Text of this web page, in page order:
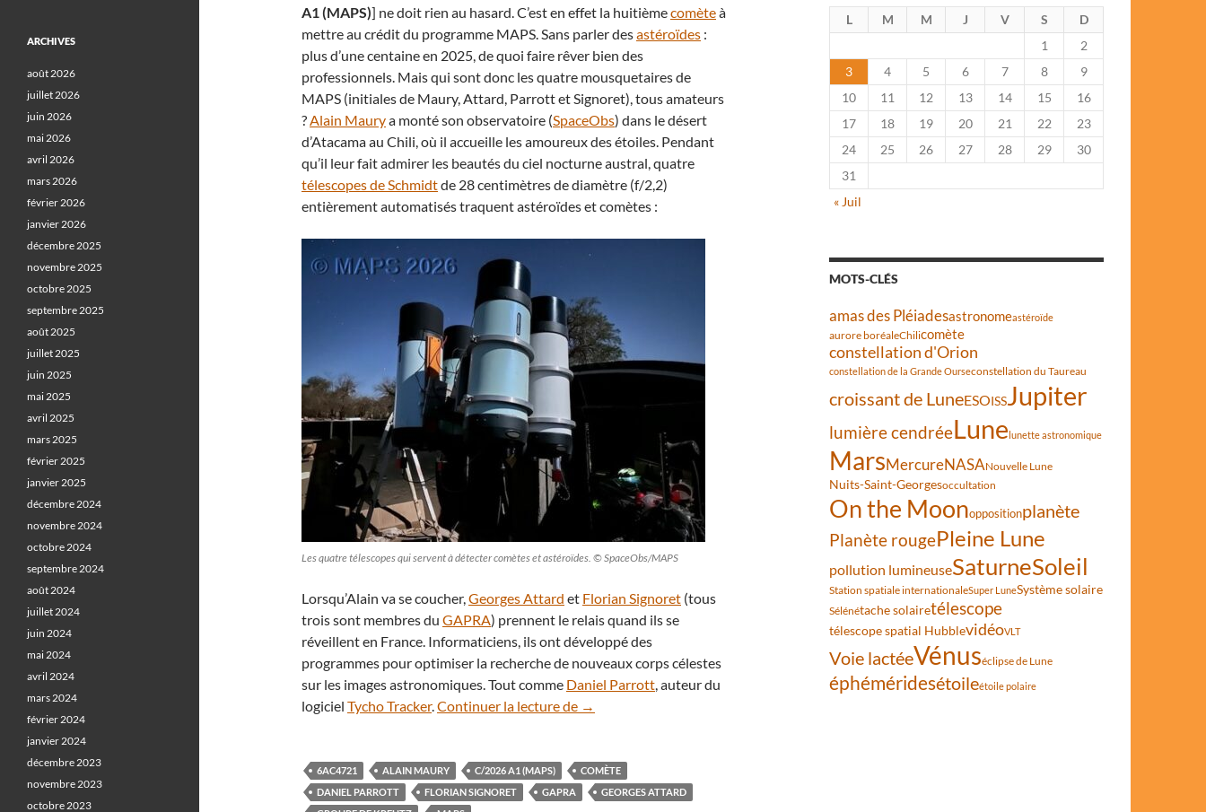
A1 (MAPS)] ne doit rien au hasard. C’est en effet la huitièmecomèteà
mettre au crédit du programme MAPS. Sans parler desastéroïdes :
plus d’une centaine en 2025, de quoi faire rêver bien des
professionnels. Mais qui sont donc les quatre mousquetaires de
MAPS (initiales de Maury, Attard, Parrott et Signoret), tous amateurs
?Alain Maurya monté son observatoire (SpaceObs) dans le désert
d’Atacama au Chili, où il accueille les amoureux des étoiles. Pendant
qu’il leur fait admirer les beautés du ciel nocturne austral, quatre
télescopes de Schmidtde 28 centimètres de diamètre (f/2,2)
entièrement automatisés traquent astéroïdes et comètes :
Les quatre télescopes qui servent à détecter comètes et astéroïdes. © SpaceObs/MAPS
Lorsqu’Alain va se coucher,Georges Attard et Florian Signoret (tous
trois sont membres du GAPRA) prennent le relais quand ils se
réveillent en France. Informaticiens, ils ont développé des
programmes pour optimiser la recherche de nouveaux corps célestes
sur les images astronomiques. Tout comme Daniel Parrott, auteur du
logiciel Tycho Tracker.Continuer la lecture de 6AC4721, une comète découverte par des amateurs
→
6AC4721 ALAIN MAURY C/2026 A1 (MAPS)
COMÈTE
DANIEL PARROTT
FLORIAN SIGNORET GAPRA
GEORGES ATTARD
L M M J V S
D
1
2
3
4 5 6 7 8
9
10
11 12 13 14 15
16
17
18 19 20 21 22
23
24
25 26 27 28 29
30
31
« Juil
MOTS-CLÉS
amas des Pléiadesastronomeastéroïde
aurore boréaleChilicomète
constellation d'Orion
constellation de la Grande Ourseconstellation du Taureau
croissant de LuneESOISSJupiter
lumière cendréeLunelunette astronomique
MarsMercureNASANouvelle Lune
Nuits-Saint-Georgesoccultation
On the Moonoppositionplanète
Planète rougePleine Lune
pollution lumineuseSaturneSoleil
Station spatiale internationaleSuper LuneSystème solaire
Sélénétache solairetélescope
télescope spatial HubblevidéoVLT
Voie lactéeVénuséclipse de Lune
éphéméridesétoileétoile polaire
ARCHIVES
août 2026
juillet 2026
juin 2026
mai 2026
avril 2026
mars 2026
février 2026
janvier 2026
décembre 2025
novembre 2025
octobre 2025
septembre 2025
août 2025
juillet 2025
juin 2025
mai 2025
avril 2025
mars 2025
février 2025
janvier 2025
décembre 2024
novembre 2024
octobre 2024
septembre 2024
août 2024
juillet 2024
juin 2024
mai 2024
avril 2024
mars 2024
février 2024
janvier 2024
décembre 2023
novembre 2023
octobre 2023